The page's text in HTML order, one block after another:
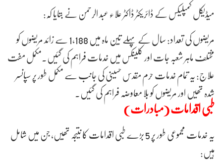
میڈیکل کمپلیکس کے ڈائریکٹر ڈاکٹر علاء عبد الرحمن نے بتایا کہ:
مریضوں کی تعداد: سال کے پہلے تین ماہ میں 1,188 سے زائد مریضوں کو
مختلف ماہر شعبہ جات اور کلینکس میں خدمات فراہم کی گئیں۔مکمل مفت
علاج: یہ تمام خدمات حرم مقدس حسینی کی جانب سے مکمل طور پر سپانسر
شدہ تھیں اور مریضوں کو بلا معاوضہ فراہم کی گئیں۔
طبی اقدامات (مبادرات)
یہ خدمات مجموعی طور پر 5 بڑے طبی اقدامات کا نتیجہ تھیں، جن میں شامل
ہیں: